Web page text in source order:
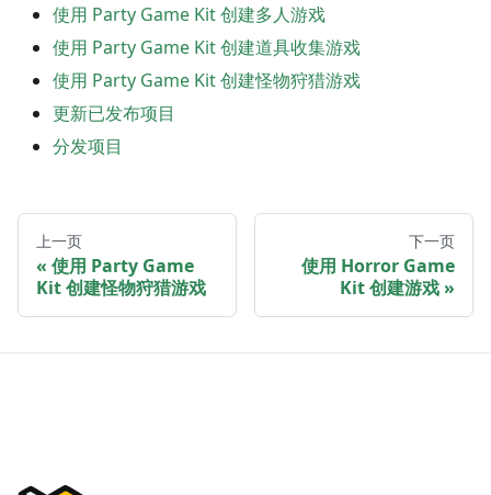
使用 Party Game Kit 创建多人游戏
使用 Party Game Kit 创建道具收集游戏
使用 Party Game Kit 创建怪物狩猎游戏
更新已发布项目
分发项目
上一页
使用 Party Game
Kit 创建怪物狩猎游戏
下一页
使用 Horror Game
Kit 创建游戏